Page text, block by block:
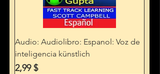
Audio: Audiolibro: Espanol: Voz de
inteligencia künstlich
Preis
2,99 $